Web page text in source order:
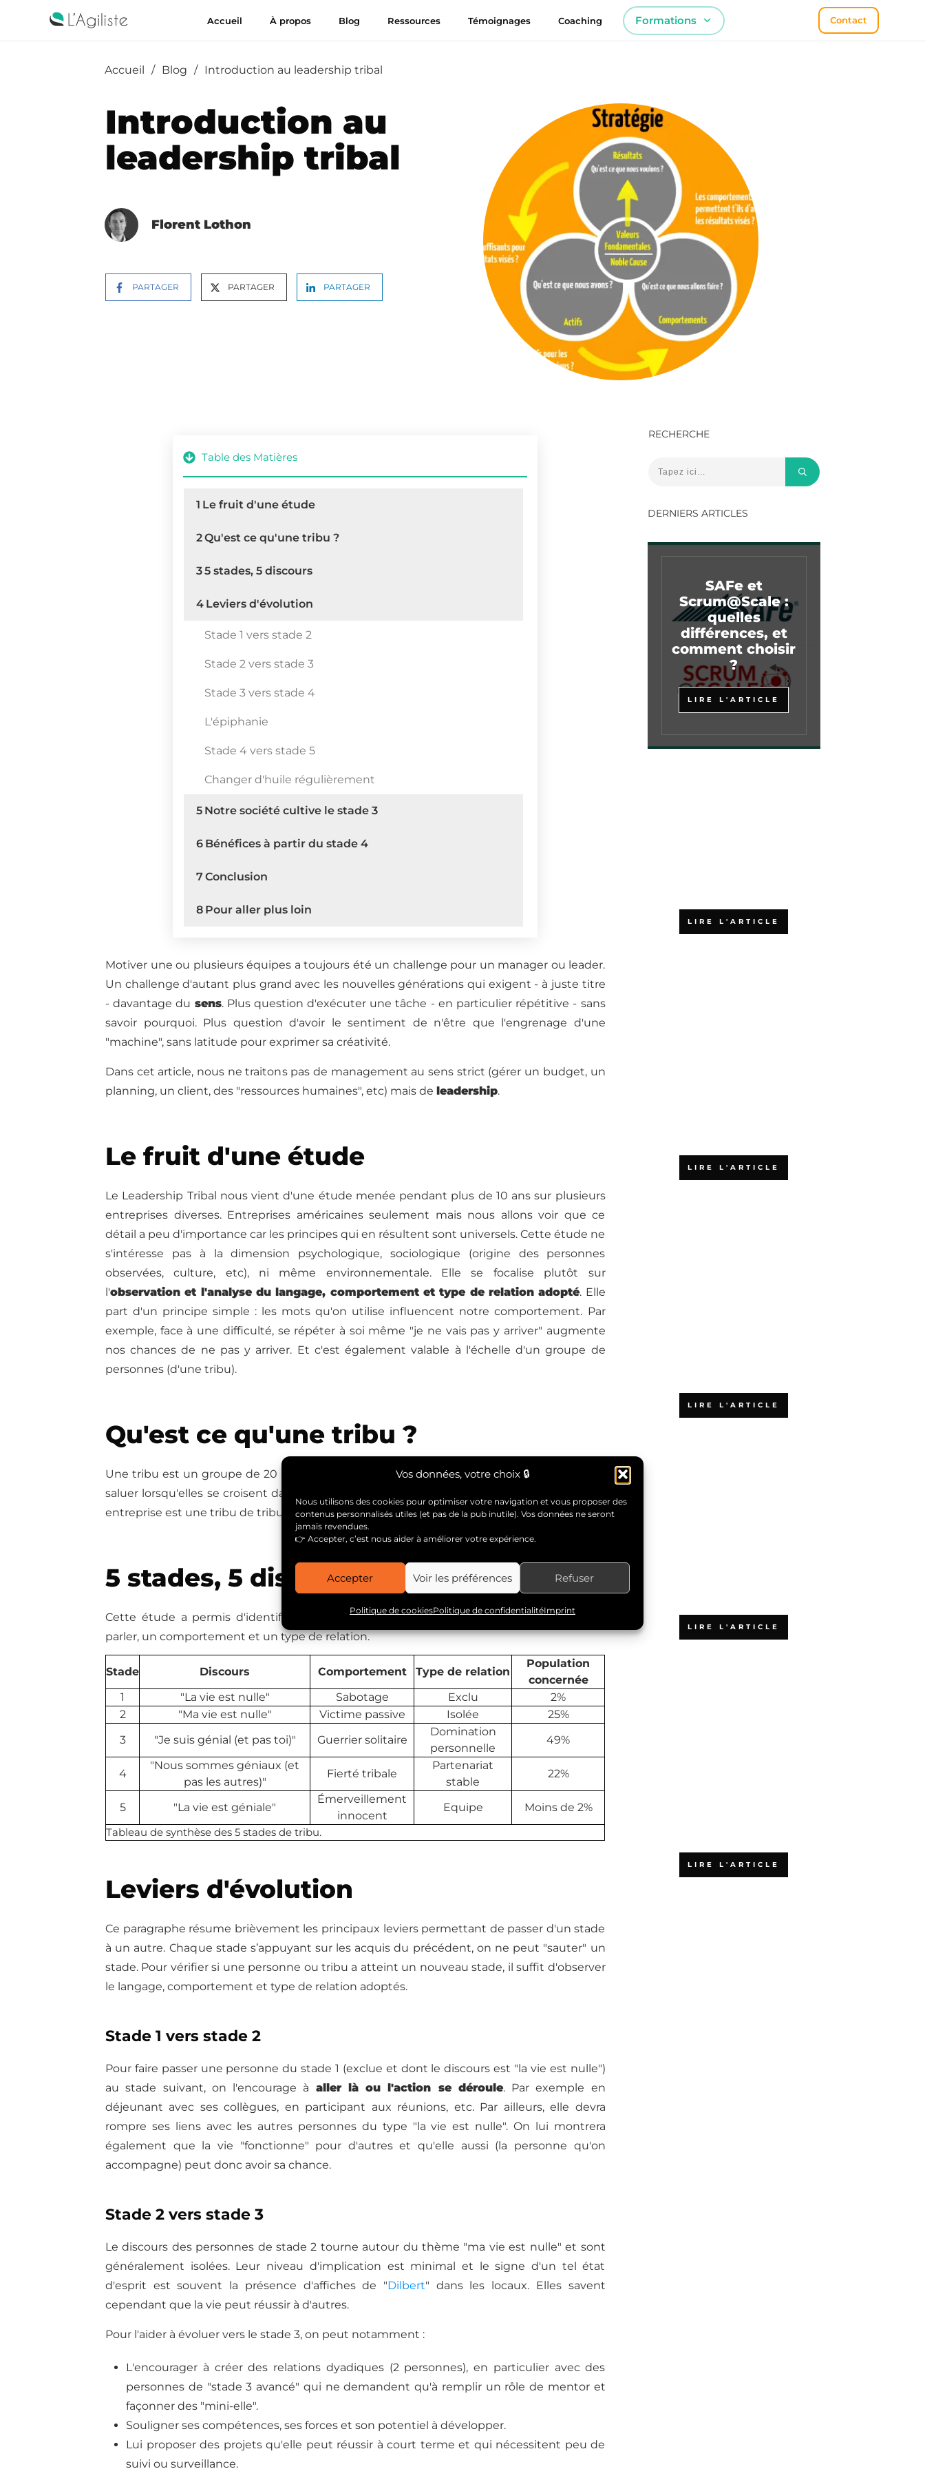
Vos données, votre choix 🔒
Nous utilisons des cookies pour optimiser votre navigation et vous proposer des
contenus personnalisés utiles (et pas de la pub inutile). Vos données ne seront
jamais revendues.
👉 Accepter, c’est nous aider à améliorer votre expérience.
Accepter Refuser
Voir les préférences
Politique de cookiesPolitique de confidentialitéImprint
Accueil À propos Blog Ressources Témoignages Coaching Formations Contact
Accueil / Blog / Introduction au leadership tribal
Introduction au
leadership tribal
Florent Lothon
PARTAGER PARTAGER PARTAGER
Table des Matières
1 Le fruit d'une étude
2Qu'est ce qu'une tribu ?
35 stades, 5 discours
4 Leviers d'évolution
Stade 1 vers stade 2
Stade 2 vers stade 3
Stade 3 vers stade 4
L'épiphanie
Stade 4 vers stade 5
Changer d'huile régulièrement
5 Notre société cultive le stade 3
6 Bénéfices à partir du stade 4
7Conclusion
8 Pour aller plus loin
Motiver une ou plusieurs équipes a toujours été un challenge pour un manager ou leader.
Un challenge d'autant plus grand avec les nouvelles générations qui exigent - à juste titre
- davantage du sens. Plus question d'exécuter une tâche - en particulier répétitive - sans
savoir pourquoi. Plus question d'avoir le sentiment de n'être que l'engrenage d'une
"machine", sans latitude pour exprimer sa créativité.
Dans cet article, nous ne traitons pas de management au sens strict (gérer un budget, un
planning, un client, des "ressources humaines", etc) mais de leadership.
Le fruit d'une étude
Le Leadership Tribal nous vient d'une étude menée pendant plus de 10 ans sur plusieurs
entreprises diverses. Entreprises américaines seulement mais nous allons voir que ce
détail a peu d'importance car les principes qui en résultent sont universels. Cette étude ne
s'intéresse pas à la dimension psychologique, sociologique (origine des personnes
observées, culture, etc), ni même environnementale. Elle se focalise plutôt sur
l'observation et l'analyse du langage, comportement et type de relation adopté. Elle
part d'un principe simple : les mots qu'on utilise influencent notre comportement. Par
exemple, face à une difficulté, se répéter à soi même "je ne vais pas y arriver" augmente
nos chances de ne pas y arriver. Et c'est également valable à l'échelle d'un groupe de
personnes (d'une tribu).
Qu'est ce qu'une tribu ?
Une tribu est un groupe de 20 à 150 personnes qui se connaissent suffisamment pour se
saluer lorsqu'elles se croisent dans la rue. Une petite entreprise est une tribu, une grosse
entreprise est une tribu de tribus.
5 stades, 5 discours
Cette étude a permis d'identifier 5 stades. A chaque stade est associée une façon de
parler, un comportement et un type de relation.
Stade Discours Comportement Type de relation
Population
concernée
1
"La vie est nulle" Sabotage Exclu
2%
2
"Ma vie est nulle" Victime passive Isolée
25%
3
"Je suis génial (et pas toi)" Guerrier solitaire
Domination
personnelle
49%
4
"Nous sommes géniaux (et
pas les autres)"
Fierté tribale
Partenariat
stable
22%
5 "La vie est géniale"
Émerveillement
innocent
Equipe
Moins de 2%
Tableau de synthèse des 5 stades de tribu.
Leviers d'évolution
Ce paragraphe résume brièvement les principaux leviers permettant de passer d'un stade
à un autre. Chaque stade s’appuyant sur les acquis du précédent, on ne peut "sauter" un
stade. Pour vérifier si une personne ou tribu a atteint un nouveau stade, il suffit d'observer
le langage, comportement et type de relation adoptés.
Stade 1 vers stade 2
Pour faire passer une personne du stade 1 (exclue et dont le discours est "la vie est nulle")
au stade suivant, on l'encourage à aller là ou l'action se déroule. Par exemple en
déjeunant avec ses collègues, en participant aux réunions, etc. Par ailleurs, elle devra
rompre ses liens avec les autres personnes du type "la vie est nulle". On lui montrera
également que la vie "fonctionne" pour d'autres et qu'elle aussi (la personne qu'on
accompagne) peut donc avoir sa chance.
Stade 2 vers stade 3
Le discours des personnes de stade 2 tourne autour du thème "ma vie est nulle" et sont
généralement isolées. Leur niveau d'implication est minimal et le signe d'un tel état
d'esprit est souvent la présence d'affiches de "Dilbert" dans les locaux. Elles savent
cependant que la vie peut réussir à d'autres.
Pour l'aider à évoluer vers le stade 3, on peut notamment :
L'encourager à créer des relations dyadiques (2 personnes), en particulier avec des
personnes de "stade 3 avancé" qui ne demandent qu'à remplir un rôle de mentor et
façonner des "mini-elle".
Souligner ses compétences, ses forces et son potentiel à développer.
Lui proposer des projets qu'elle peut réussir à court terme et qui nécessitent peu de
suivi ou surveillance.
RECHERCHE
DERNIERS ARTICLES
SAFe et
Scrum@Scale :
quelles
différences, et
comment choisir
?
LIRE L'ARTICLE
LIRE L'ARTICLE
LIRE L'ARTICLE
LIRE L'ARTICLE
LIRE L'ARTICLE
LIRE L'ARTICLE